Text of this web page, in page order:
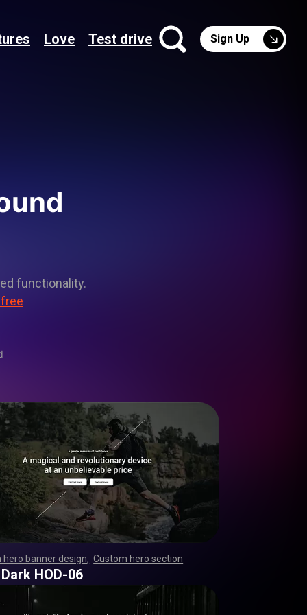
Love Test drive Sign Up
functionality.
hero banner design ,Custom hero section
,,,,,,,,,,,,,,,,,,,,,, ,,,,,,,,,,,,,,,,,,,,,,,
,,,,,,,,,,,,,,,,,,,,,, ,,,,,,,,,,,,,,,,,,,,,,,
HOD-06